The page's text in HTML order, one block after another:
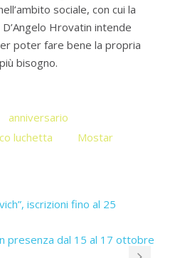
sociale, con cui la
Hrovatin intende
poter fare bene la propria
bisogno.
anniversario
luchetta
Mostar
iscrizioni fino al 25
presenza dal 15 al 17 ottobre